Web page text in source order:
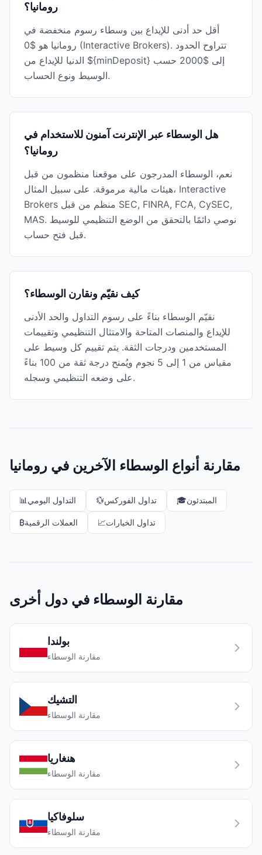
رومانيا؟
أقل حد أدنى للإيداع بين وسطاء رسوم منخفضة في
رومانيا هو $0 (Interactive Brokers). تتراوح الحدود
الدنيا للإيداع من ${minDeposit} إلى $2000 حسب
الوسيط ونوع الحساب.
هل الوسطاء عبر الإنترنت آمنون للاستخدام في
رومانيا؟
نعم، الوسطاء المدرجون على موقعنا منظمون من قبل
هيئات مالية مرموقة. على سبيل المثال، Interactive
Brokers منظم من قبل SEC, FINRA, FCA, CySEC,
MAS. نوصي دائمًا بالتحقق من الوضع التنظيمي للوسيط
قبل فتح حساب.
كيف نقيّم ونقارن الوسطاء؟
نقيّم الوسطاء بناءً على رسوم التداول والحد الأدنى
للإيداع والمنصات المتاحة والامتثال التنظيمي وتقييمات
المستخدمين ودرجات الثقة. يتم تقييم كل وسيط على
مقياس من 1 إلى 5 نجوم ويُمنح درجة ثقة من 100 بناءً
على وضعه التنظيمي وسجله.
مقارنة أنواع الوسطاء الآخرين في رومانيا
📊 التداول اليومي 💱تداول الفوركس 🎓المبتدئون
₿العملات الرقمية 📈تداول الخيارات
مقارنة الوسطاء في دول أخرى
بولندا
مقارنة الوسطاء
التشيك
مقارنة الوسطاء
هنغاريا
مقارنة الوسطاء
سلوفاكيا
مقارنة الوسطاء